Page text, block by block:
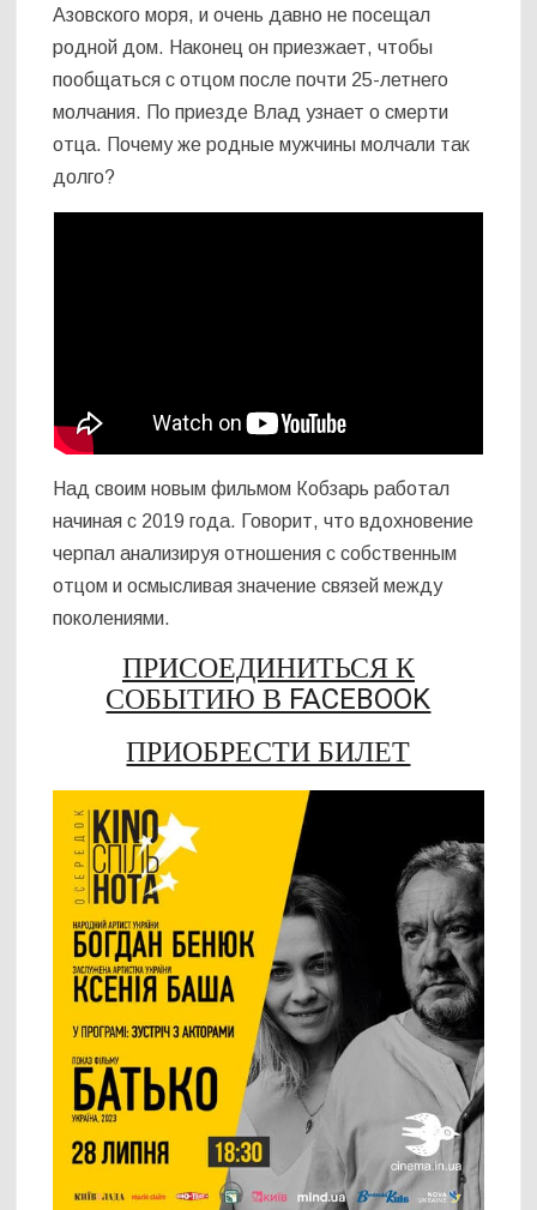
Азовского моря, и очень давно не посещал
родной дом. Наконец он приезжает, чтобы
пообщаться с отцом после почти 25-летнего
молчания. По приезде Влад узнает о смерти
отца. Почему же родные мужчины молчали так
долго?
Над своим новым фильмом Кобзарь работал
начиная с 2019 года. Говорит, что вдохновение
черпал анализируя отношения с собственным
отцом и осмысливая значение связей между
поколениями.
ПРИСОЕДИНИТЬСЯ К
СОБЫТИЮ В FACEBOOK
ПРИОБРЕСТИ БИЛЕТ